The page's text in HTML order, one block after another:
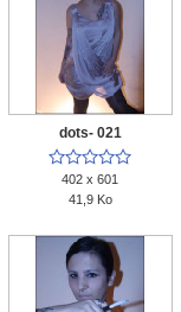
dots- 021

402 x 601
41,9 Ko